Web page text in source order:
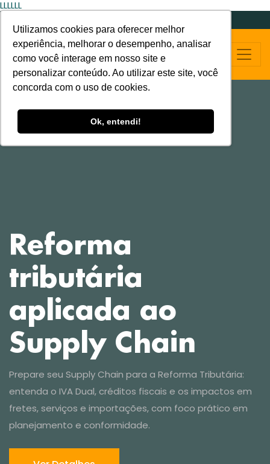
Utilizamos cookies para oferecer melhor
experiência, melhorar o desempenho, analisar
como você interage em nosso site e
personalizar conteúdo. Ao utilizar este site, você
concorda com o uso de cookies.
Ok, entendi!
LLLLLL